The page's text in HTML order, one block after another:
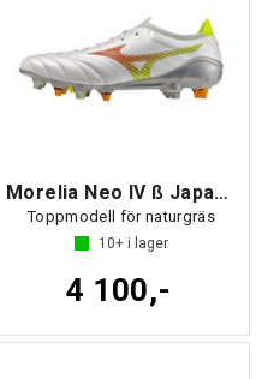
Morelia Neo IV ß Japan MIX
Toppmodell för naturgräs
10+ i lager
4 100,-